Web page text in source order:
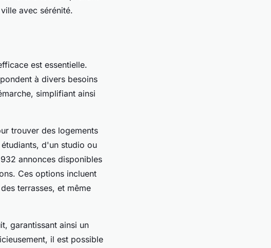
avec sérénité.
est essentielle.
à divers besoins
simplifiant ainsi
trouver des logements
d'un studio ou
annonces disponibles
Ces options incluent
terrasses, et même
garantissant ainsi un
il est possible